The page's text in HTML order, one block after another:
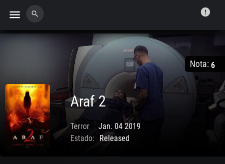
menu search error
Nota: 6
Araf 2
Terror
Jan. 04 2019
Estado:
Released